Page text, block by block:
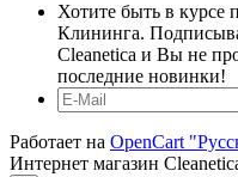
Хотите быть в курсе
Клининга.
Cleanetica и Вы не
последние новинки!
Работает на OpenCart
Интернет магазин